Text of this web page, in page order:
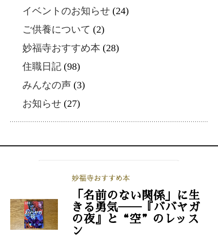
イベントのお知らせ (24)
ご供養について (2)
妙福寺おすすめ本 (28)
住職日記 (98)
みんなの声 (3)
お知らせ (27)
「名前のない関係」に生
きる勇気──『ババヤガ
の夜』と“空”のレッス
ン